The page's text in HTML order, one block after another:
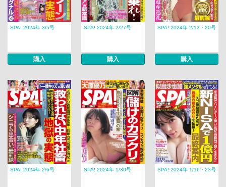
SPA! 2024年 3/5号
購入
SPA! 2024年 2/27号
購入
SPA! 2024年 2/13・20号
購入
SPA! 2024年 2/6号 SPA! 2024年 1/30号 SPA! 2024年 1/16・23号